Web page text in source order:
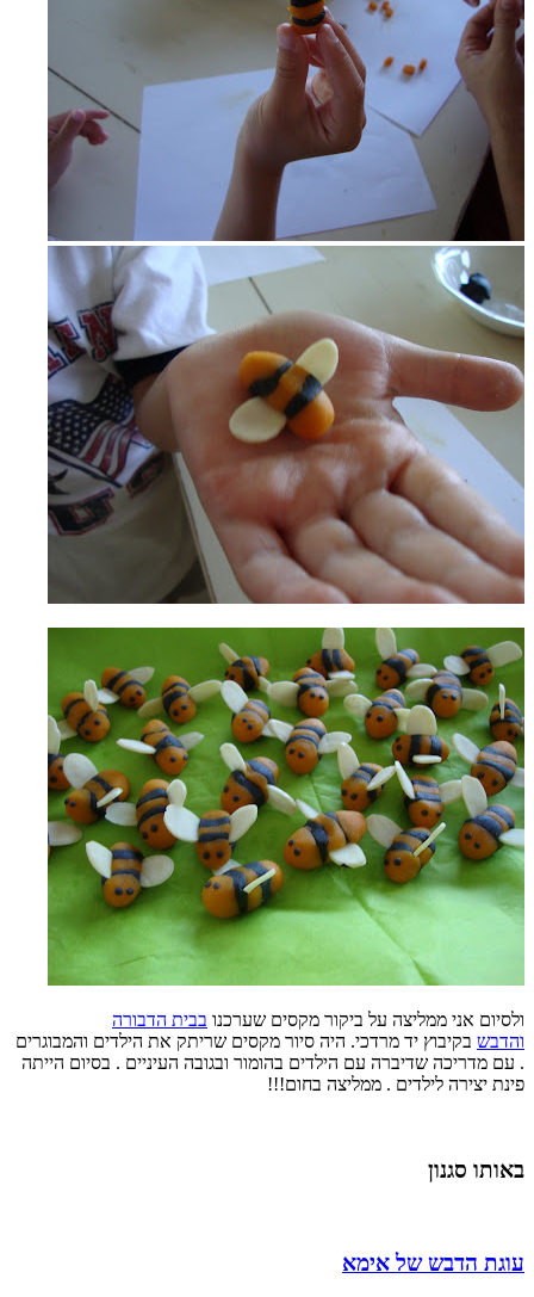
ולסיום אני ממליצה על ביקור מקסים שערכנו בבית הדבורה
והדבש בקיבוץ יד מרדכי. היה סיור מקסים שריתק את הילדים והמבוגרים
. עם מדריכה שדיברה עם הילדים בהומור ובגובה העיניים . בסיום הייתה
פינת יצירה לילדים . ממליצה בחום!!!
באותו סגנון
עוגת הדבש של אימא